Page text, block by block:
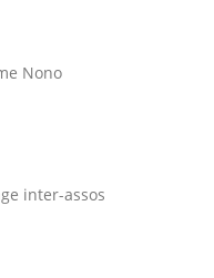
Nono
inter-assos